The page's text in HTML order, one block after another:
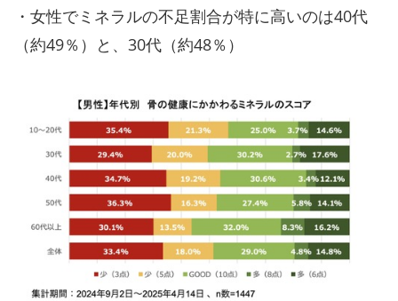
・女性でミネラルの不足割合が特に高いのは40代
（約49％）と、30代（約48％）